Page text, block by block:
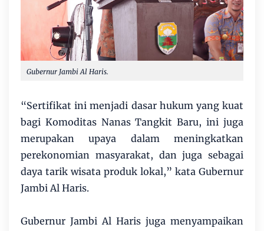
Gubernur Jambi Al Haris.
“Sertifikat ini menjadi dasar hukum yang kuat
bagi Komoditas Nanas Tangkit Baru, ini juga
merupakan upaya dalam meningkatkan
perekonomian masyarakat, dan juga sebagai
daya tarik wisata produk lokal,” kata Gubernur
Jambi Al Haris.
Gubernur Jambi Al Haris juga menyampaikan